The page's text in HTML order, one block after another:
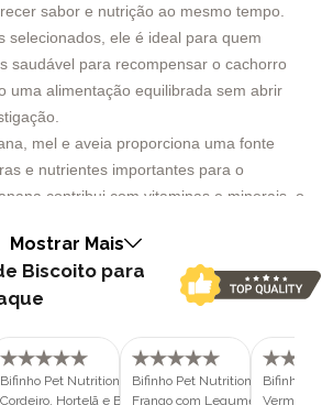
sabor e nutrição ao mesmo tempo.
selecionados, ele é ideal para quem
saudável para recompensar o cachorro
uma alimentação equilibrada sem abrir
mel e aveia proporciona uma fonte
e nutrientes importantes para o
contribui com vitaminas e minerais, o
e na saúde intestinal. Essa união de
funcional que agrada ao paladar dos
complementa a rotina alimentar.
secagem rápida e ação antioxidante,
nutrientes dos ingredientes e mantendo
Mostrar Mais
Biscoito para
Sabor Carne
Cães
Bifinho Pet Nutrition Vie Sabor
Cordeiro, Hortelã e Batata Doce 50g
Bifinho Pet Nutrition Vie Sabor
Frango com Legumes 50g para
Bifinho